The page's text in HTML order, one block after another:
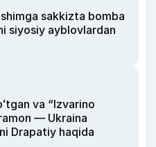
sakkizta bomba
siyosiy ayblovlardan
va “Izvarino
— Ukraina
Drapatiy haqida